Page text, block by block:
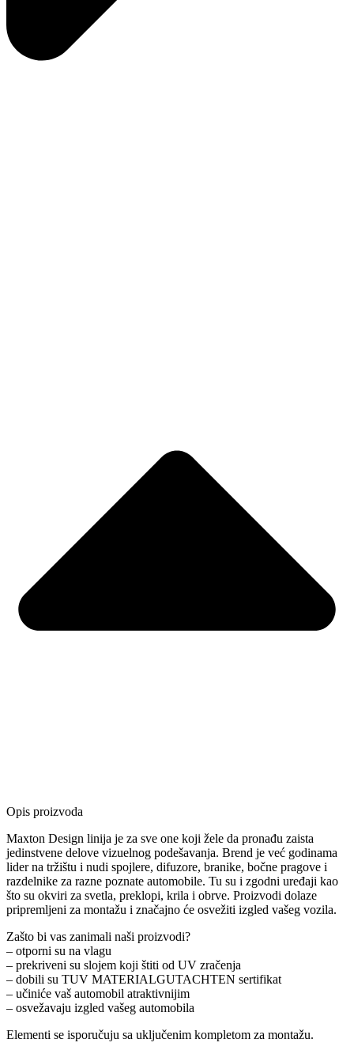
Opis proizvoda
Maxton Design linija je za sve one koji žele da pronađu zaista
jedinstvene delove vizuelnog podešavanja. Brend je već godinama
lider na tržištu i nudi spojlere, difuzore, branike, bočne pragove i
razdelnike za razne poznate automobile. Tu su i zgodni uređaji kao
što su okviri za svetla, preklopi, krila i obrve. Proizvodi dolaze
pripremljeni za montažu i značajno će osvežiti izgled vašeg vozila.
Zašto bi vas zanimali naši proizvodi?
– otporni su na vlagu
– prekriveni su slojem koji štiti od UV zračenja
– dobili su TUV MATERIALGUTACHTEN sertifikat
– učiniće vaš automobil atraktivnijim
– osvežavaju izgled vašeg automobila
Elementi se isporučuju sa uključenim kompletom za montažu.